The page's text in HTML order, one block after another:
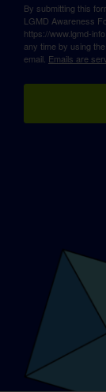
By submitting this
LGMD Awareness
https://www.lgmd-
any time by using
email. Emails are